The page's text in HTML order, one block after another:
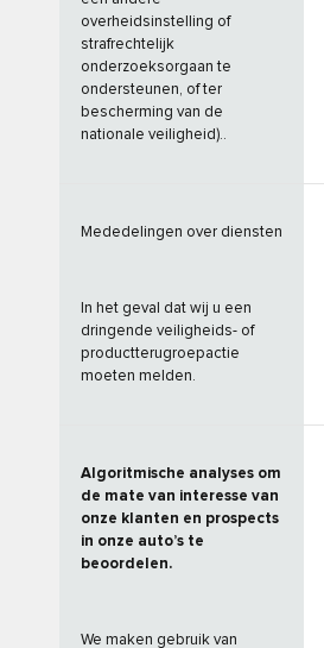
overheidsinstelling of
strafrechtelijk
onderzoeksorgaan te
ondersteunen, of ter
bescherming van de
nationale veiligheid)..
Mededelingen over diensten
In het geval dat wij u een
dringende veiligheids- of
productterugroepactie
moeten melden.
Algoritmische analyses om
de mate van interesse van
onze klanten en prospects
in onze auto’s te
beoordelen.
We maken gebruik van